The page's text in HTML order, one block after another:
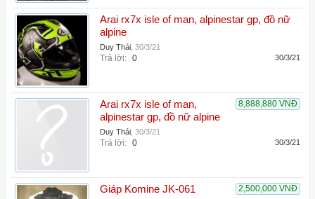
Arai rx7x isle of man, alpinestar gp, đồ nữ
alpine
Duy Thái 30/3/21
Trả lời: 0 30/3/21
8,888,880 VNĐ
Arai rx7x isle of man,
alpinestar gp, đồ nữ alpine
Duy Thái 30/3/21
Trả lời: 0 30/3/21
2,500,000 VNĐ
Giáp Komine JK-061